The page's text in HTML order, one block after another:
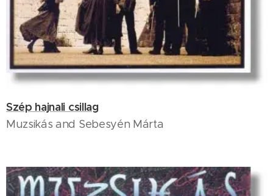
Szép hajnali csillag
Muzsikás and Sebesyén Márta